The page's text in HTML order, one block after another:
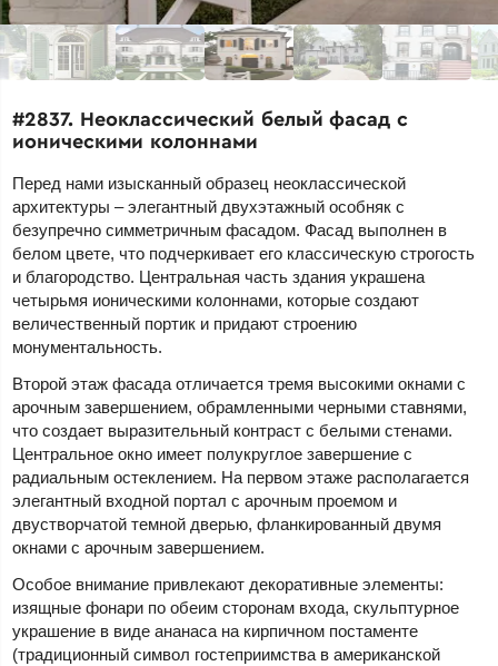
#2837. Неоклассический белый фасад с
ионическими колоннами
Перед нами изысканный образец неоклассической
архитектуры – элегантный двухэтажный особняк с
безупречно симметричным фасадом. Фасад выполнен в
белом цвете, что подчеркивает его классическую строгость
и благородство. Центральная часть здания украшена
четырьмя ионическими колоннами, которые создают
величественный портик и придают строению
монументальность.
Второй этаж фасада отличается тремя высокими окнами с
арочным завершением, обрамленными черными ставнями,
что создает выразительный контраст с белыми стенами.
Центральное окно имеет полукруглое завершение с
радиальным остеклением. На первом этаже располагается
элегантный входной портал с арочным проемом и
двустворчатой темной дверью, фланкированный двумя
окнами с арочным завершением.
Особое внимание привлекают декоративные элементы:
изящные фонари по обеим сторонам входа, скульптурное
украшение в виде ананаса на кирпичном постаменте
(традиционный символ гостеприимства в американской